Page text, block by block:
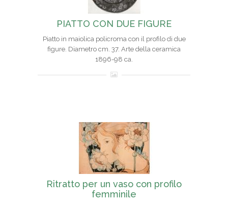
PIATTO CON DUE FIGURE
Piatto in maiolica policroma con il profilo di due
figure. Diametro cm. 37. Arte della ceramica
1896-98 ca.
Ritratto per un vaso con profilo
femminile